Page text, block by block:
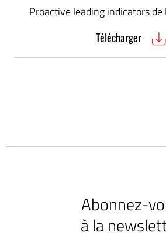
Proactive leading indicators de
Télécharger
Abonnez-
à la